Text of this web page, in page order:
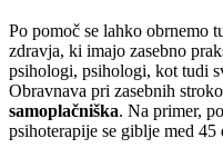
Po pomoč se lahko obrnemo
zdravja, ki imajo zasebno
psihologi, psihologi, kot tudi
Obravnava pri zasebnih
samoplačniška. Na primer,
psihoterapije se giblje med